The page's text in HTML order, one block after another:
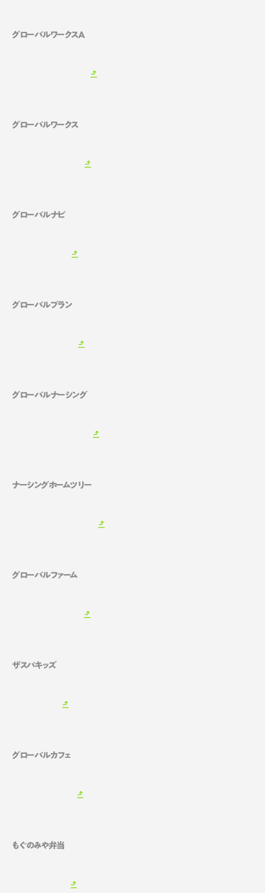
グローバルワークスA
グローバルワークス
グローバルナビ
グローバルプラン
グローバルナーシング
ナーシングホームツリー
グローバルファーム
ザスパキッズ
グローバルカフェ
もぐのみや弁当